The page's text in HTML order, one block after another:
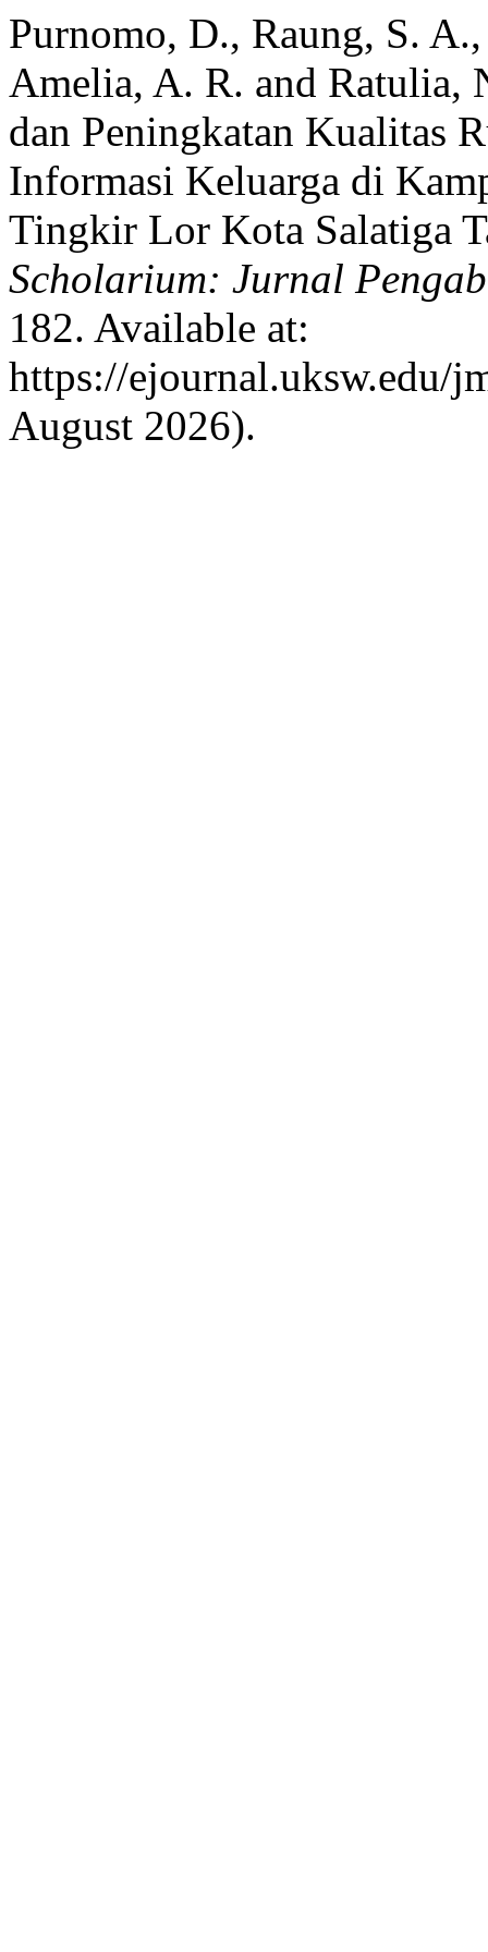
Purnomo, D., Raung, S.
Amelia, A. R. and Ratulia,
dan Peningkatan Kualitas
Informasi Keluarga di
Tingkir Lor Kota Salatiga
Scholarium: Jurnal
182. Available at:
https://ejournal.uksw.edu/
August 2026).